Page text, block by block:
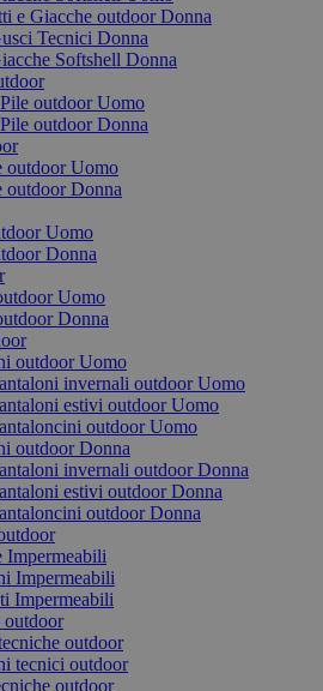
e Giacche outdoor Donna
Tecnici Donna
Softshell Donna
outdoor Uomo
outdoor Donna
outdoor Uomo
outdoor Donna
Uomo
Donna
Uomo
Donna
outdoor Uomo
invernali outdoor Uomo
estivi outdoor Uomo
outdoor Uomo
outdoor Donna
invernali outdoor Donna
estivi outdoor Donna
outdoor Donna
Impermeabili
Impermeabili
Impermeabili
outdoor
outdoor
tecnici outdoor
outdoor